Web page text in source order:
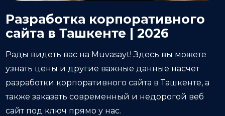
Разработка корпоративного
сайта в Ташкенте | 2026
Рады видеть вас на Muvasayt! Здесь вы можете
узнать цены и другие важные данные насчет
разработки корпоративного сайта в Ташкенте, а
также заказать современный и недорогой веб
сайт под ключ прямо у нас.